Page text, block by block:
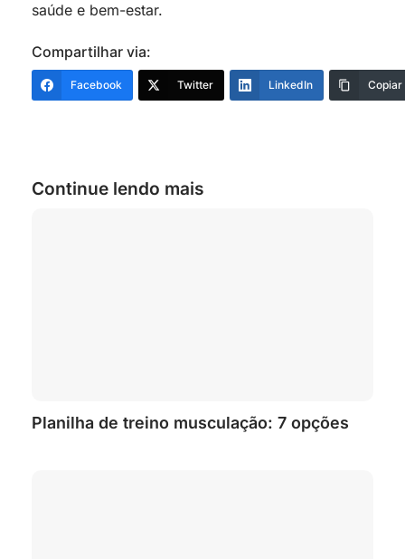
saúde e bem-estar.
Compartilhar via:
Facebook Twitter LinkedIn Copiar
Continue lendo mais
Planilha de treino musculação: 7 opções